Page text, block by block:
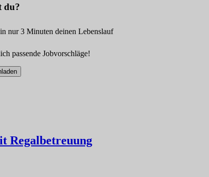
du?
nur 3 Minuten deinen Lebenslauf
passende Jobvorschläge!
Regalbetreuung